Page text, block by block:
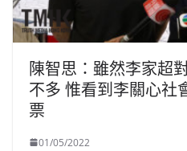
陳智思：雖然李家超
不多 惟看到李關心社
票
01/05/2022